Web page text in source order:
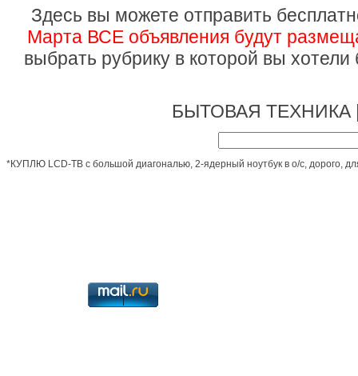
Здесь вы можете отправить
Марта ВСЕ объявления будут
выбрать рубрику в которой вы
БЫТОВАЯ ТЕХНИКА
*КУПЛЮ LCD-ТВ с большой диагональю, 2-ядерный ноутбук в о/с, дорого,